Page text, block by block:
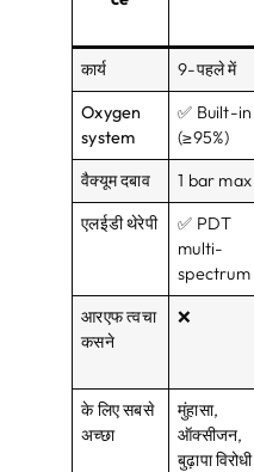
कार्य 9-पहले में
Oxygen
system
✅ Built-in
(≥95%)
वैक्यूम दबाव 1 bar max
एलईडी थेरेपी
✅ PDT
multi-
spectrum
आरएफ त्वचा
कसने
❌
के लिए सबसे
अच्छा
मुंहासा,
ऑक्सीजन,
बुढ़ापा विरोधी